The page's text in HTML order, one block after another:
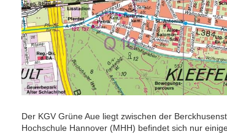
Der KGV Grüne Aue liegt zwischen der
Hochschule Hannover (MHH) befindet sich nur